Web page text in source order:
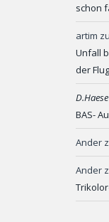
schon
artim
Unfall
der
BAS-
Ander
Ander